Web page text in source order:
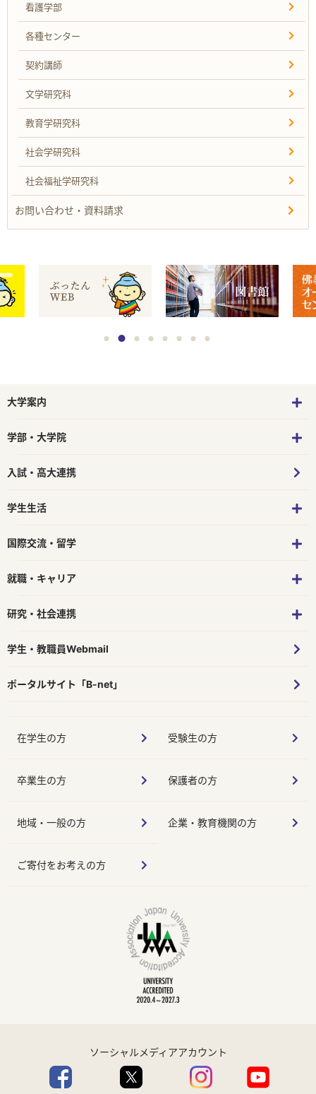
看護学部
各種センター
契約講師
文学研究科
教育学研究科
社会学研究科
社会福祉学研究科
お問い合わせ・資料請求
大学案内
学部・大学院
入試・高大連携
学生生活
国際交流・留学
就職・キャリア
研究・社会連携
学生・教職員Webmail
ポータルサイト「B-net」
在学生の方 受験生の方
卒業生の方 保護者の方
地域・一般の方 企業・教育機関の方
ご寄付をお考えの方
ソーシャルメディアアカウント